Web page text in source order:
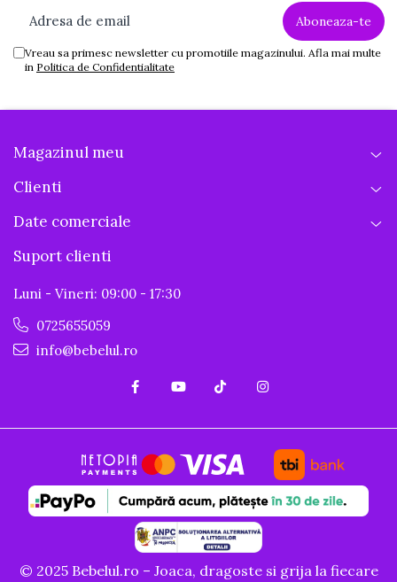
Vreau sa primesc newsletter cu promotiile magazinului. Afla mai multe
in Politica de Confidentialitate
Magazinul meu
Clienti
Date comerciale
Suport clienti
Luni - Vineri: 09:00 - 17:30
0725655059
info@bebelul.ro
© 2025 Bebelul.ro – Joaca, dragoste si grija la fiecare